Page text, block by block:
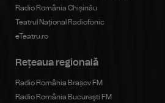
Radio România Chișinău
Teatrul Național Radiofonic
eTeatru.ro
Rețeaua regională
Radio România Brașov FM
Radio România Bucureşti FM